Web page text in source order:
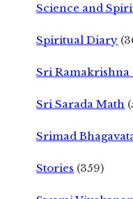
Science and
Spiritual Diary
Sri Ramakrishna
Sri Sarada Math
Srimad
Stories (359)